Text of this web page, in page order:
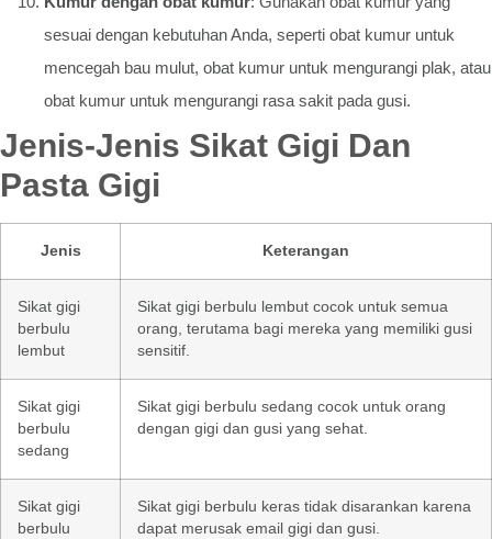
sesuai dengan kebutuhan Anda, seperti obat kumur untuk
mencegah bau mulut, obat kumur untuk mengurangi plak, atau
obat kumur untuk mengurangi rasa sakit pada gusi.
Jenis-Jenis Sikat Gigi Dan
Pasta Gigi
Jenis Keterangan
Sikat gigi
berbulu
lembut
Sikat gigi berbulu lembut cocok untuk semua
orang, terutama bagi mereka yang memiliki gusi
sensitif.
Sikat gigi
berbulu
sedang
Sikat gigi berbulu sedang cocok untuk orang
dengan gigi dan gusi yang sehat.
Sikat gigi
berbulu
Sikat gigi berbulu keras tidak disarankan karena
dapat merusak email gigi dan gusi.